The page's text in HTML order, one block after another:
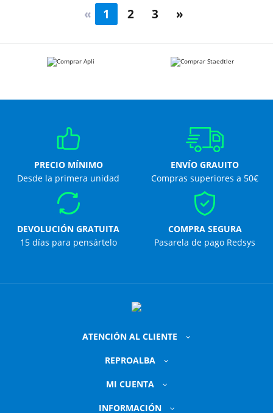
« 1 2 3 »
PRECIO MÍNIMO
Desde la primera unidad
ENVÍO GRAUITO
Compras superiores a 50€
DEVOLUCIÓN GRATUITA
15 días para pensártelo
COMPRA SEGURA
Pasarela de pago Redsys
ATENCIÓN AL CLIENTE
REPROALBA
MI CUENTA
INFORMACIÓN